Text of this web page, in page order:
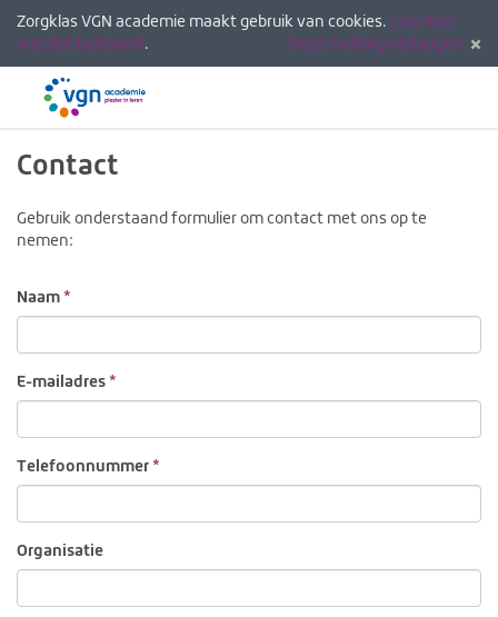
Zorgklas VGN academie maakt gebruik van cookies. Lees hier
wat dat betekent. Deze melding verbergen
Menu
Contact
Gebruik onderstaand formulier om contact met ons op te
nemen:
Naam
E-mailadres
Telefoonnummer
Organisatie